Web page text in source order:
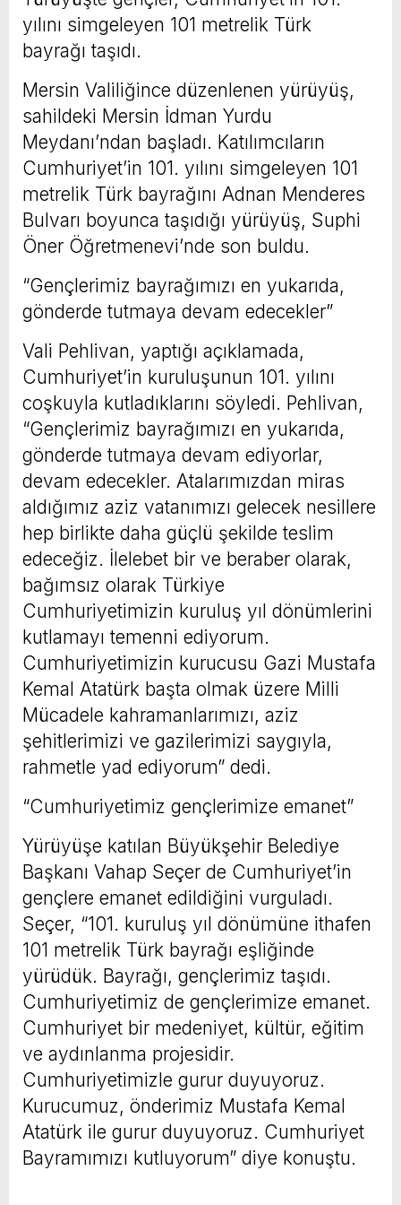
yılını simgeleyen 101 metrelik Türk
bayrağı taşıdı.
Mersin Valiliğince düzenlenen yürüyüş,
sahildeki Mersin İdman Yurdu
Meydanı’ndan başladı. Katılımcıların
Cumhuriyet’in 101. yılını simgeleyen 101
metrelik Türk bayrağını Adnan Menderes
Bulvarı boyunca taşıdığı yürüyüş, Suphi
Öner Öğretmenevi’nde son buldu.
“Gençlerimiz bayrağımızı en yukarıda,
gönderde tutmaya devam edecekler”
Vali Pehlivan, yaptığı açıklamada,
Cumhuriyet’in kuruluşunun 101. yılını
coşkuyla kutladıklarını söyledi. Pehlivan,
“Gençlerimiz bayrağımızı en yukarıda,
gönderde tutmaya devam ediyorlar,
devam edecekler. Atalarımızdan miras
aldığımız aziz vatanımızı gelecek nesillere
hep birlikte daha güçlü şekilde teslim
edeceğiz. İlelebet bir ve beraber olarak,
bağımsız olarak Türkiye
Cumhuriyetimizin kuruluş yıl dönümlerini
kutlamayı temenni ediyorum.
Cumhuriyetimizin kurucusu Gazi Mustafa
Kemal Atatürk başta olmak üzere Milli
Mücadele kahramanlarımızı, aziz
şehitlerimizi ve gazilerimizi saygıyla,
rahmetle yad ediyorum” dedi.
“Cumhuriyetimiz gençlerimize emanet”
Yürüyüşe katılan Büyükşehir Belediye
Başkanı Vahap Seçer de Cumhuriyet’in
gençlere emanet edildiğini vurguladı.
Seçer, “101. kuruluş yıl dönümüne ithafen
101 metrelik Türk bayrağı eşliğinde
yürüdük. Bayrağı, gençlerimiz taşıdı.
Cumhuriyetimiz de gençlerimize emanet.
Cumhuriyet bir medeniyet, kültür, eğitim
ve aydınlanma projesidir.
Cumhuriyetimizle gurur duyuyoruz.
Kurucumuz, önderimiz Mustafa Kemal
Atatürk ile gurur duyuyoruz. Cumhuriyet
Bayramımızı kutluyorum” diye konuştu.